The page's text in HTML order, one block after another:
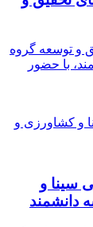
و توسعه گروه
با حضور
سینا و
دانشمند